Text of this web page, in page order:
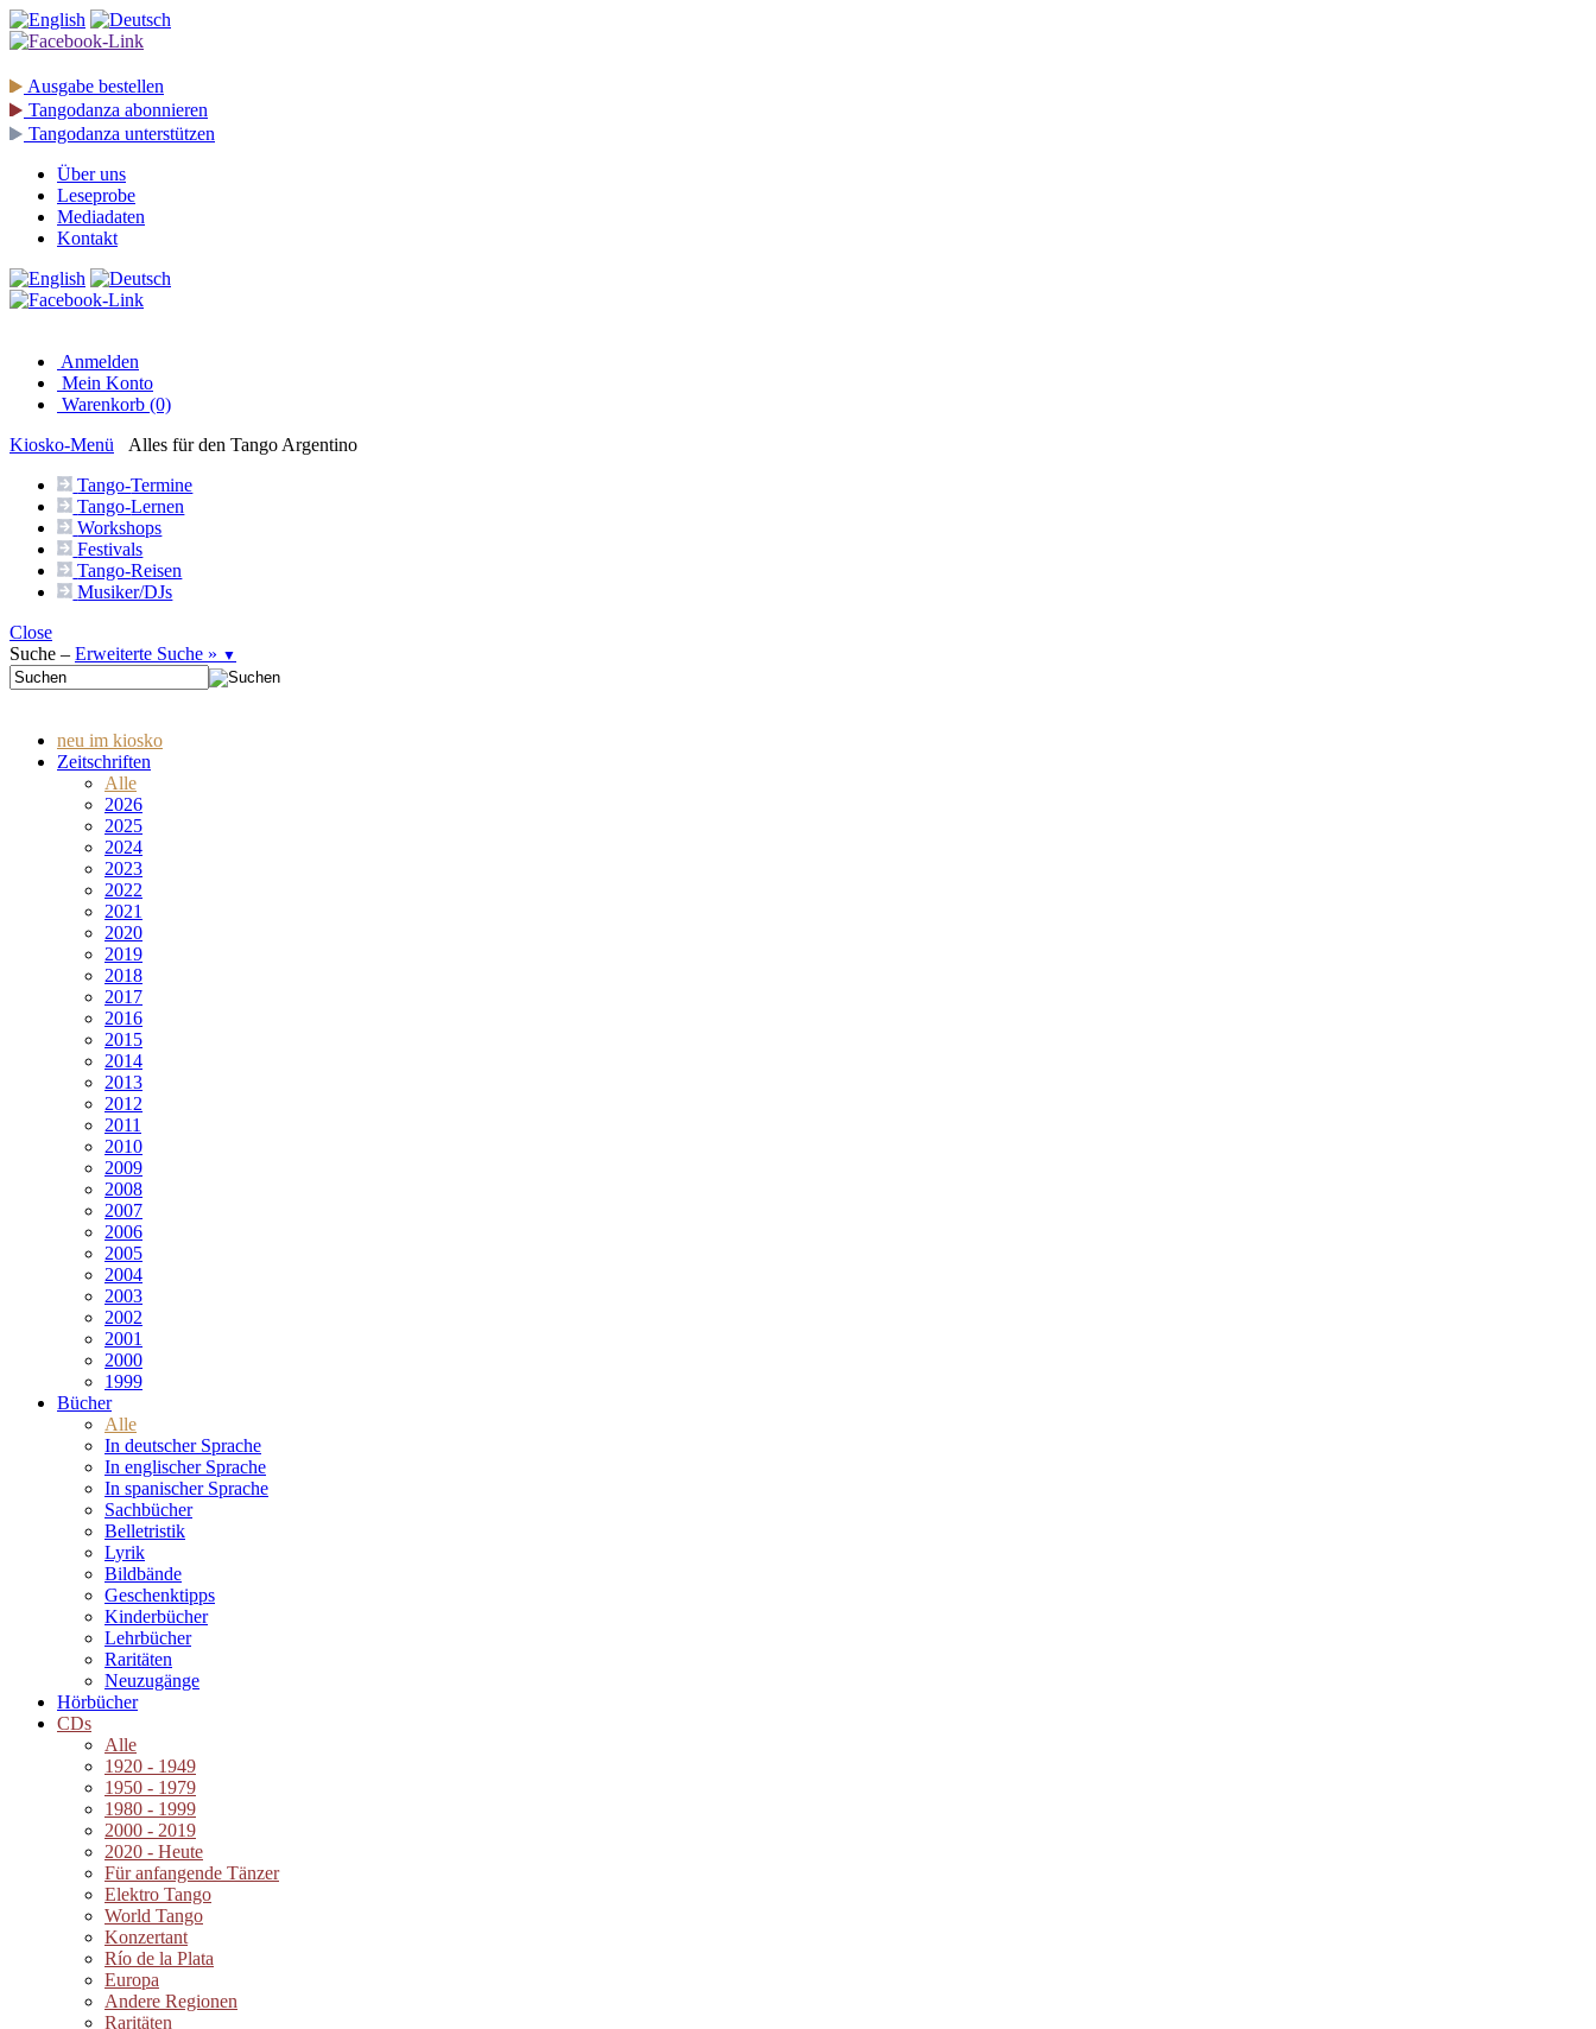
Ausgabe bestellen
Tangodanza abonnieren
Tangodanza unterstützen
Über uns
Leseprobe
Mediadaten
Kontakt
Anmelden
Mein Konto
Warenkorb (0)
Kiosko-Menü
Alles für den Tango Argentino
Tango-Termine
Tango-Lernen
Workshops
Festivals
Tango-Reisen
Musiker/DJs
Close
Suche – Erweiterte Suche » ▼
neu im kiosko
Zeitschriften
Alle
2026
2025
2024
2023
2022
2021
2020
2019
2018
2017
2016
2015
2014
2013
2012
2011
2010
2009
2008
2007
2006
2005
2004
2003
2002
2001
2000
1999
Bücher
Alle
In deutscher Sprache
In englischer Sprache
In spanischer Sprache
Sachbücher
Belletristik
Lyrik
Bildbände
Geschenktipps
Kinderbücher
Lehrbücher
Raritäten
Neuzugänge
Hörbücher
CDs
Alle
1920 - 1949
1950 - 1979
1980 - 1999
2000 - 2019
2020 - Heute
Für anfangende Tänzer
Elektro Tango
World Tango
Konzertant
Río de la Plata
Europa
Andere Regionen
Raritäten